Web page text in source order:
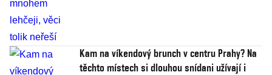
Kam na víkendový brunch v centru Prahy? Na
těchto místech si dlouhou snídani užívají i